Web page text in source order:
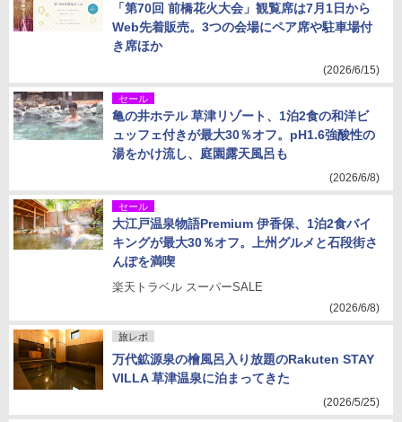
「第70回 前橋花火大会」観覧席は7月1日から
Web先着販売。3つの会場にペア席や駐車場付
き席ほか
(2026/6/15)
セール
亀の井ホテル 草津リゾート、1泊2食の和洋ビ
ュッフェ付きが最大30％オフ。pH1.6強酸性の
湯をかけ流し、庭園露天風呂も
(2026/6/8)
セール
大江戸温泉物語Premium 伊香保、1泊2食バイ
キングが最大30％オフ。上州グルメと石段街さ
んぽを満喫
楽天トラベル スーパーSALE
(2026/6/8)
旅レポ
万代鉱源泉の檜風呂入り放題のRakuten STAY
VILLA 草津温泉に泊まってきた
(2026/5/25)